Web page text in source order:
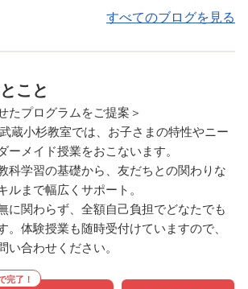
ることが苦
大切なの
ノートを
！ マス目の
の有無、4
マス目など
ます。 そ
いは、
が分かりや
る見本‘‘
文字の形と
紙‘‘ で書
していあだくことができ
い！！
すべてのブログを見る
こと
たプログラムをご提案＞
蔵小杉教室では、お子さまの特性やニー
ーメイド授業をおこないます。
科学習の基礎から、友だちとの関わりな
ルまで幅広くサポート。
に関わらず、全額自己負担でどなたでも
。体験授業も随時受付けていますので、
い合わせください。
完了！